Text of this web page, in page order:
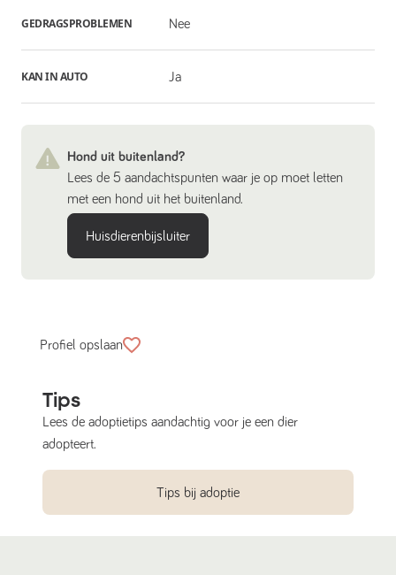
GEDRAGSPROBLEMEN Nee
KAN IN AUTO Ja
Hond uit buitenland?
Lees de 5 aandachtspunten waar je op moet letten
met een hond uit het buitenland.
Huisdierenbijsluiter
Profiel opslaan
Tips
Lees de adoptietips aandachtig voor je een dier
adopteert.
Tips bij adoptie